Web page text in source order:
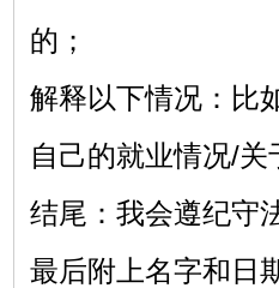
的；
解释以下情况：比
自己的就业情况/
结尾：我会遵纪守
最后附上名字和日